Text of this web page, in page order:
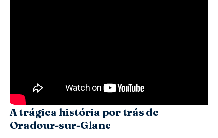
A trágica história por trás de
Oradour-sur-Glane